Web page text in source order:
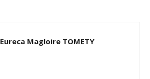
Eureca Magloire TOMETY